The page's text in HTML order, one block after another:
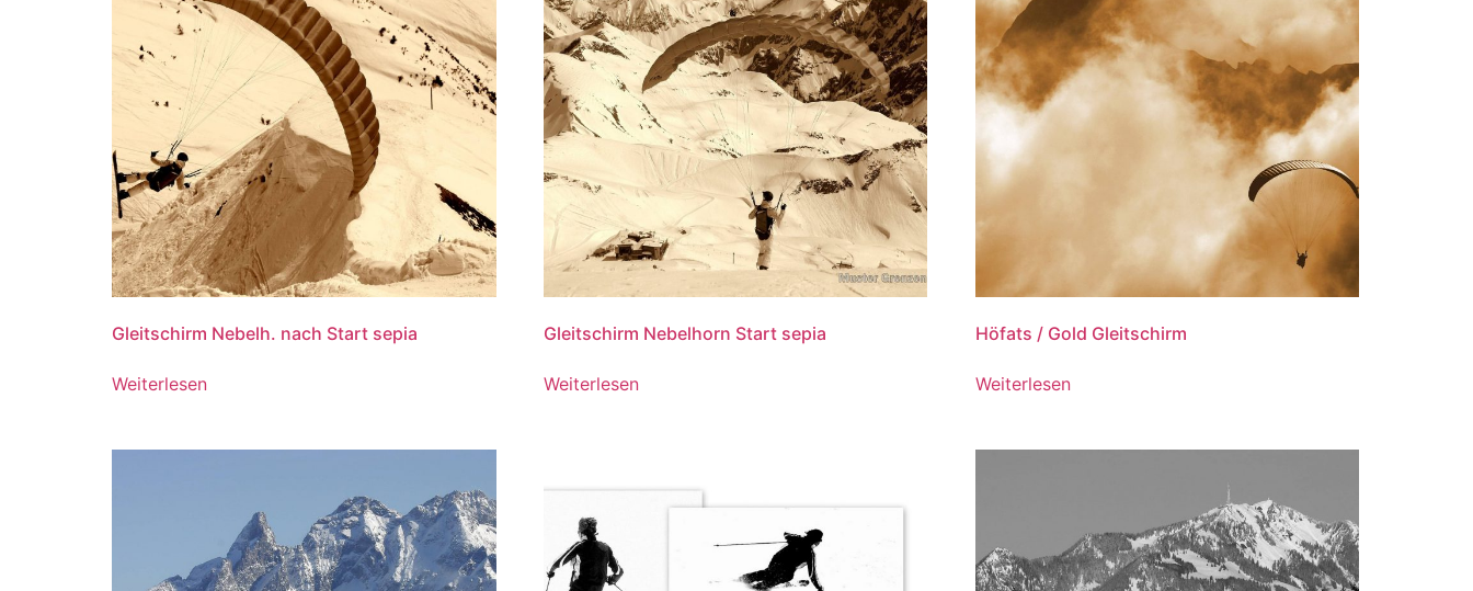
Gleitschirm Nebelh. nach Start sepia
Weiterlesen
Gleitschirm Nebelhorn Start sepia
Weiterlesen
Höfats / Gold Gleitschirm
Weiterlesen